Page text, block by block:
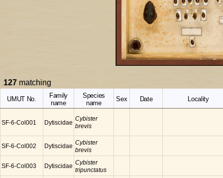
127 matching
UMUT No.
Family
name
Species
name
Sex Date Locality
SF-6-Col001 Dytiscidae
Cybister
brevis
SF-6-Col002 Dytiscidae Cybister
brevis
SF-6-Col003 Dytiscidae Cybister
tripunctatus